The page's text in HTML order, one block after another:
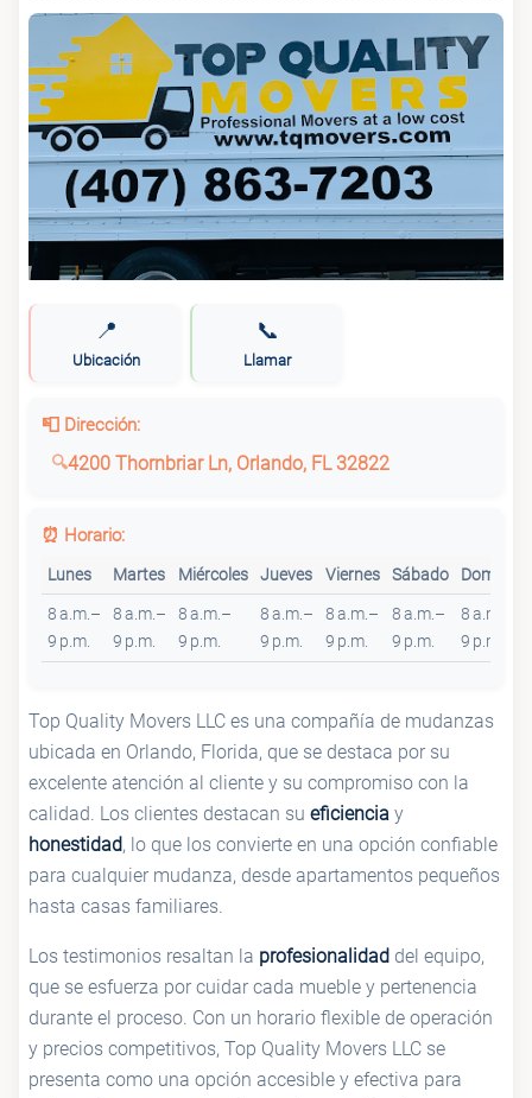
📍
Ubicación
📞
Llamar
📮 Dirección:
4200 Thornbriar Ln, Orlando, FL 32822
⏰ Horario:
Lunes Martes Miércoles Jueves Viernes Sábado Domingo
8 a.m.–
9 p.m.
8 a.m.–
9 p.m.
8 a.m.–
9 p.m.
8 a.m.–
9 p.m.
8 a.m.–
9 p.m.
8 a.m.–
9 p.m.
8 a.m.–
9 p.m.
Top Quality Movers LLC es una compañía de mudanzas
ubicada en Orlando, Florida, que se destaca por su
excelente atención al cliente y su compromiso con la
calidad. Los clientes destacan su eficiencia y
honestidad, lo que los convierte en una opción confiable
para cualquier mudanza, desde apartamentos pequeños
hasta casas familiares.
Los testimonios resaltan la profesionalidad del equipo,
que se esfuerza por cuidar cada mueble y pertenencia
durante el proceso. Con un horario flexible de operación
y precios competitivos, Top Quality Movers LLC se
presenta como una opción accesible y efectiva para